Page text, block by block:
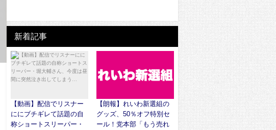
新着記事
【動画】配信でリスナー
ににブチギレて話題の自
称ショートスリーパー・
【朗報】れいわ新選組の
グッズ、50％オフ特別セ
ール！党本部「もう売れ